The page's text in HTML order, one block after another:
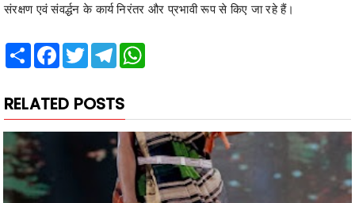
संरक्षण एवं संवर्द्धन के कार्य निरंतर और प्रभावी रूप से किए जा रहे हैं।
Share Facebook
TwitterTelegram
RELATED POSTS